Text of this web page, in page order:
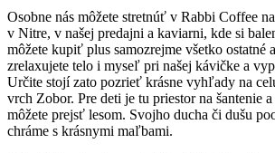
Osobne nás môžete stretnúť v Rabbi Coffee
v Nitre, v našej predajni a kaviarni, kde si
môžete kupiť plus samozrejme všetko ostatné
zrelaxujete telo i myseľ pri našej kávičke a
Určite stojí zato pozrieť krásne vyhľady na
vrch Zobor. Pre deti je tu priestor na šantenie
môžete prejsť lesom. Svojho ducha či dušu
chráme s krásnymi maľbami.